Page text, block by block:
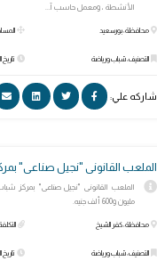
الأنشطة ، ومعمل حاسب آ...
محافظة: بورسعيد
التصنيف: شباب ورياضة
المساحة:
تاريخ
شاركه علي:
الملعب القانونى "نجيل صناعى"
الملعب القانونى "نجيل صناعى" بمركز
مليون و600 ألف جنيه.
محافظة: كفر الشيخ
التصنيف: شباب ورياضة
التكلفة: 1 مليون و600
تاريخ